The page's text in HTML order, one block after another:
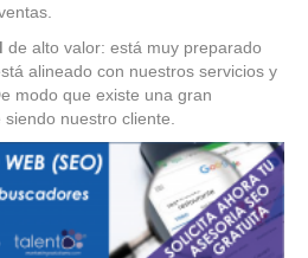
de alto valor: está muy preparado
alineado con nuestros servicios y
modo que existe una gran
nuestro cliente.